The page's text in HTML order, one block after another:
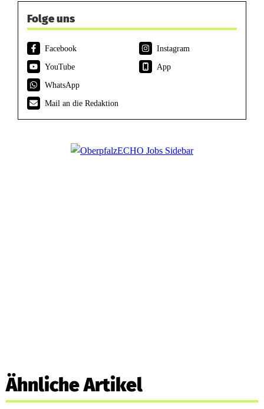
Folge uns
Facebook
Instagram
YouTube
App
WhatsApp
Mail an die Redaktion
Ähnliche Artikel